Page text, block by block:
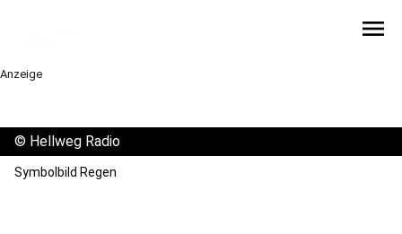
menu
Anzeige
© Hellweg Radio
Symbolbild Regen